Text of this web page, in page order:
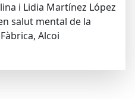
i Lidia Martínez López
salut mental de la
Alcoi